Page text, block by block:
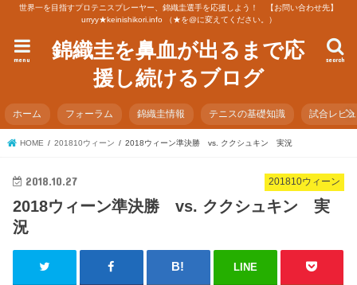
世界一を目指すプロテニスプレーヤー、錦織圭選手を応援しよう！ 【お問い合わせ先】
urryy★keinishikori.info （★を@に変えてください。）
錦織圭を鼻血が出るまで応
援し続けるブログ
search
menu
ホーム フォーラム 錦織圭情報 テニスの基礎知識 試合レビ
HOME 201810ウィーン 2018ウィーン準決勝 vs. ククシュキン 実況
201810ウィーン
2018.10.27
2018ウィーン準決勝 vs. ククシュキン 実
況
LINE